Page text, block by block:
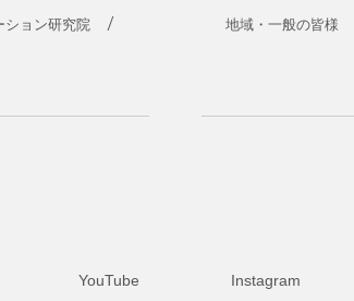
ション研究院 地域・一般の皆様
YouTube Instagram